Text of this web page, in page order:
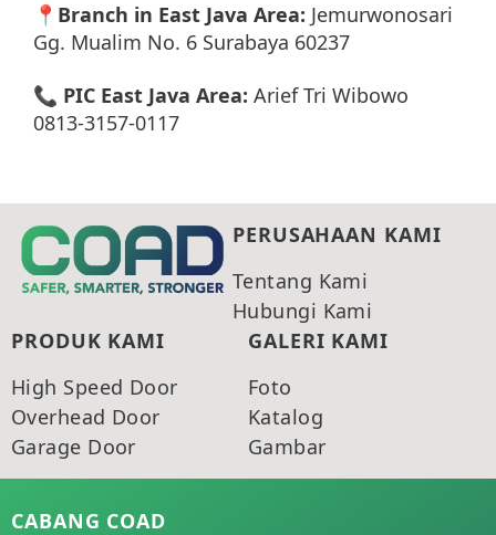
📍 Branch in East Java Area: Jemurwonosari
Gg. Mualim No. 6 Surabaya 60237
📞 PIC East Java Area: Arief Tri Wibowo
0813-3157-0117
PERUSAHAAN KAMI
Tentang Kami
Hubungi Kami
PRODUK KAMI
High Speed Door
Overhead Door
Garage Door
GALERI KAMI
Foto
Katalog
Gambar
CABANG COAD